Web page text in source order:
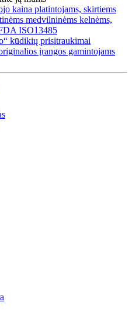
kaina platintojams, skirtiems
medvilninėms kelnėms,
ISO13485
kūdikių prisitraukimai
įrangos gamintojams